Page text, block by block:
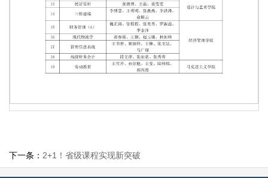
下一条： 2+1！省级课程实现新突破